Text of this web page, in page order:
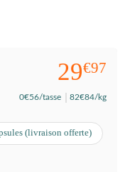
29€97
0€56/tasse 82€84/kg
(livraison offerte)